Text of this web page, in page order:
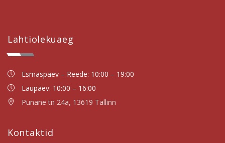
Lahtiolekuaeg
Esmaspäev – Reede: 10:00 – 19:00
Laupäev: 10:00 – 16:00
Punane tn 24a, 13619 Tallinn
Kontaktid